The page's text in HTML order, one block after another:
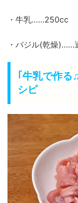
・牛乳……250cc
・バジル(乾燥)……
｢牛乳で作る
シピ